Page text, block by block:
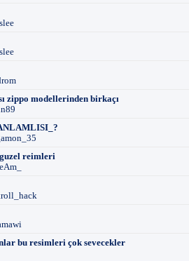
zippo modellerinden birkaçı
guzel reimleri
bu resimleri çok sevecekler